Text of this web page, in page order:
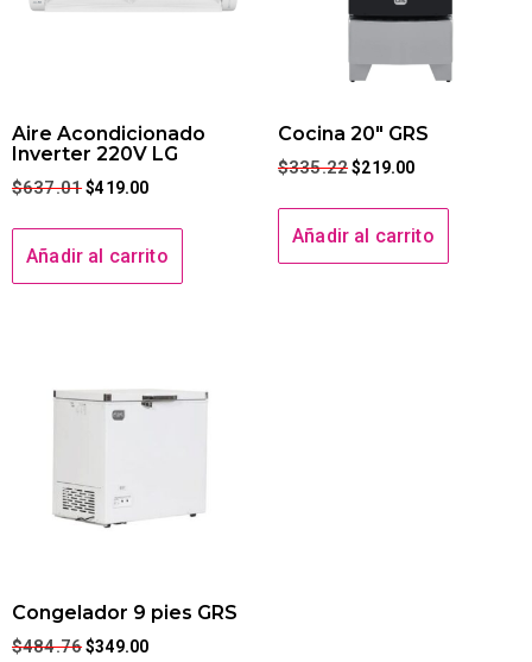
Aire Acondicionado
Inverter 220V LG
$637.01 $419.00
Añadir al carrito
Cocina 20″ GRS
$335.22 $219.00
Añadir al carrito
Congelador 9 pies GRS
$484.76 $349.00